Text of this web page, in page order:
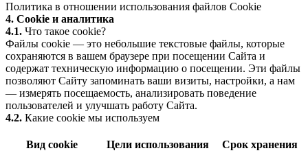
Политика в отношении использования файлов Cookie
4. Cookie и аналитика
4.1. Что такое cookie?
Файлы cookie — это небольшие текстовые файлы, которые
сохраняются в вашем браузере при посещении Сайта и
содержат техническую информацию о посещении. Эти файлы
позволяют Сайту запоминать ваши визиты, настройки, а нам
— измерять посещаемость, анализировать поведение
пользователей и улучшать работу Сайта.
4.2. Какие cookie мы используем
Вид cookie Цели использования Срок хранения